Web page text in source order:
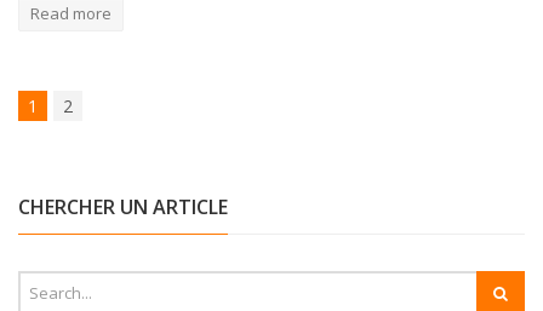
Read more
1 2
CHERCHER UN ARTICLE